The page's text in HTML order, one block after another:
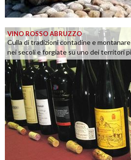
VINO ROSSO ABRUZZO
Culla di tradizioni contadine e
nei secoli e forgiate su uno dei territori